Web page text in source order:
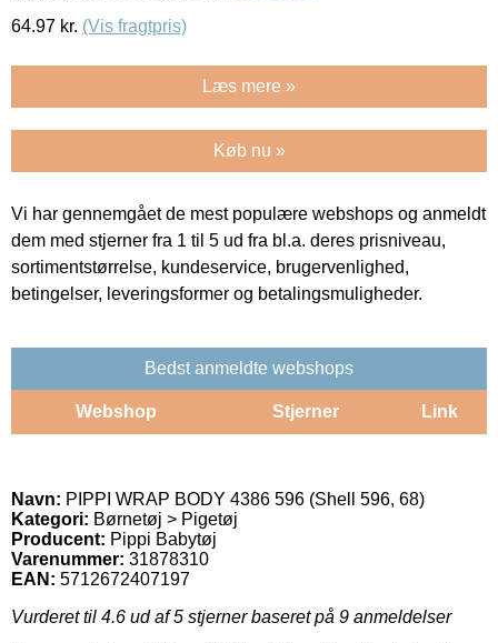
64.97 kr. (Vis fragtpris)
Læs mere »
Køb nu »
Vi har gennemgået de mest populære webshops og anmeldt
dem med stjerner fra 1 til 5 ud fra bl.a. deres prisniveau,
sortimentstørrelse, kundeservice, brugervenlighed,
betingelser, leveringsformer og betalingsmuligheder.
Bedst anmeldte webshops
Webshop Stjerner Link
Navn: PIPPI WRAP BODY 4386 596 (Shell 596, 68)
Kategori: Børnetøj > Pigetøj
Producent: Pippi Babytøj
Varenummer: 31878310
EAN: 5712672407197
Vurderet til 4.6 ud af 5 stjerner baseret på 9 anmeldelser